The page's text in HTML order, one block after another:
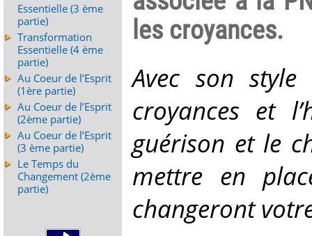
les croyances.
Avec son style
croyances et
guérison et le
mettre en
changeront
Essentielle (3 ème
partie)
Transformation
Essentielle (4 ème
partie)
Au Coeur de l’Esprit
(1ère partie)
Au Coeur de l’Esprit
(2ème partie)
Au Coeur de l’Esprit
(3 ème partie)
Le Temps du
Changement (2ème
partie)